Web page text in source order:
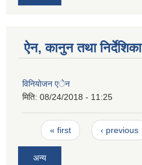
ऐन, कानुन तथा निर्देशिका
विनियाेजन एेन
मिति: 08/24/2018 - 11:25
Pages
« first ‹ previous
अन्य